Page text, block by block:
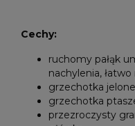
Cechy:
ruchomy pałąk
nachylenia,
grzechotka
grzechotka
przezroczysty